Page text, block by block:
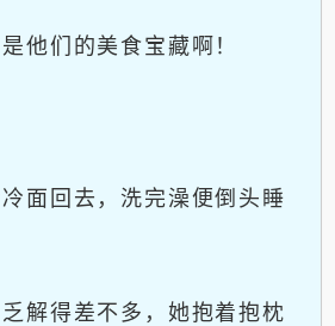
他们的美食宝藏啊！
面回去，洗完澡便倒头睡
解得差不多，她抱着抱枕